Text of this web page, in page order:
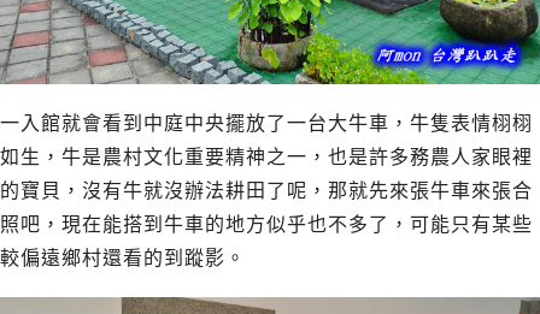
一入館就會看到中庭中央擺放了一台大牛車，牛隻表情栩栩
如生，牛是農村文化重要精神之一，也是許多務農人家眼裡
的寶貝，沒有牛就沒辦法耕田了呢，那就先來張牛車來張合
照吧，現在能搭到牛車的地方似乎也不多了，可能只有某些
較偏遠鄉村還看的到蹤影。